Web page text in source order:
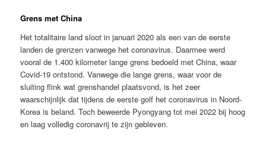
Grens met China
Het totalitaire land sloot in januari 2020 als een van de eerste
landen de grenzen vanwege het coronavirus. Daarmee werd
vooral de 1.400 kilometer lange grens bedoeld met China, waar
Covid-19 ontstond. Vanwege die lange grens, waar voor de
sluiting flink wat grenshandel plaatsvond, is het zeer
waarschijnlijk dat tijdens de eerste golf het coronavirus in Noord-
Korea is beland. Toch beweerde Pyongyang tot mei 2022 bij hoog
en laag volledig coronavrij te zijn gebleven.